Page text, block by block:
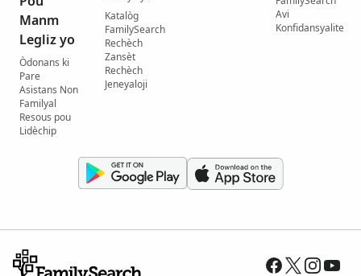
Manm
Legliz yo
Òdonans ki
Pare
Asistans Non
Familyal
Resous pou
Lidèchip
Katalòg
FamilySearch
Rechèch
Zansèt
Rechèch
Jeneyaloji
Avi
Konfidansyalite